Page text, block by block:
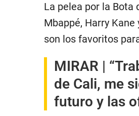
La pelea por la Bota
Mbappé, Harry
son los favoritos
MIRAR |
de Cali, me
futuro y las